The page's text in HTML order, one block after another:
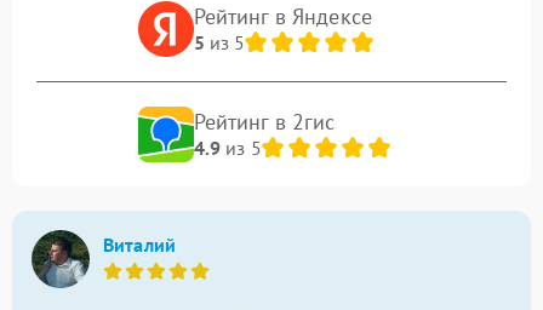
Рейтинг в Яндексе
5 из 5
Рейтинг в 2гис
4.9из 5
Виталий